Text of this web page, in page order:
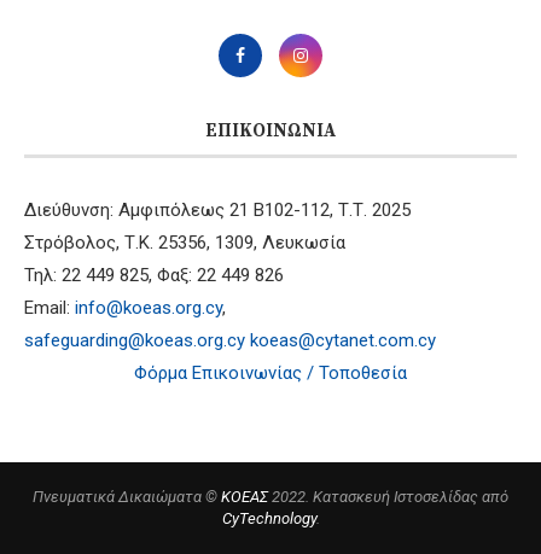
ΕΠΙΚΟΙΝΩΝΊΑ
Διεύθυνση: Αμφιπόλεως 21 B102-112, Τ.Τ. 2025
Στρόβολος, Τ.Κ. 25356, 1309, Λευκωσία
Τηλ: 22 449 825, Φαξ: 22 449 826
Email: info@koeas.org.cy,
safeguarding@koeas.org.cy koeas@cytanet.com.cy
Φόρμα Επικοινωνίας / Τοποθεσία
Πνευματικά Δικαιώματα © ΚΟΕΑΣ2022. Κατασκευή Ιστοσελίδας από
CyTechnology.